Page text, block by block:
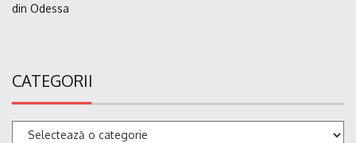
din Odessa
CATEGORII
Categorii